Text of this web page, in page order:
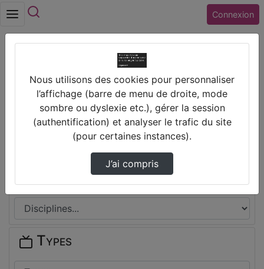
Connexion
Vidéos
Prendre des notes
Il n'y a pas de note disponible pour vous pour cette vidéo.
Connectez-vous pour en créer une nouvelle.
Disciplines
Types
Nous utilisons des cookies pour personnaliser
l’affichage (barre de menu de droite, mode
sombre ou dyslexie etc.), gérer la session
(authentification) et analyser le trafic du site
(pour certaines instances).
J’ai compris